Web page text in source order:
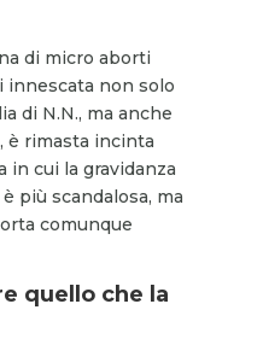
di micro aborti
non solo
di N.N., ma anche
è rimasta incinta
in cui la gravidanza
più scandalosa, ma
comunque
quello che la